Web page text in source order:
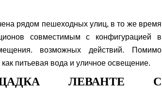
рядом пешеходных улиц, в то же время
совместимым с конфигурацией в
возможных действий. Помимо
питьевая вода и уличное освещение.
ЛЕВАНТЕ С